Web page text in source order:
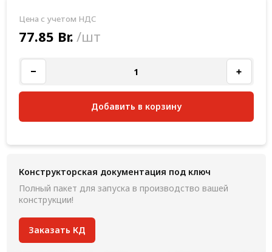
Цена с учетом НДС
77.85 Br. /шт
Добавить в корзину
Конструкторская документация под ключ
Полный пакет для запуска в производство вашей
конструкции!
Заказать КД